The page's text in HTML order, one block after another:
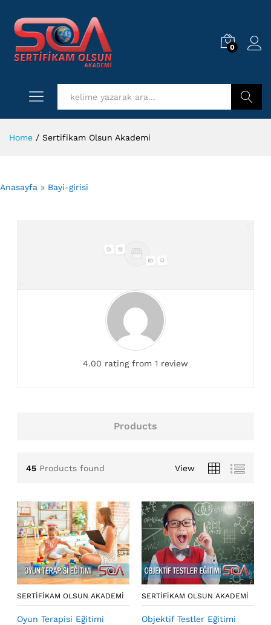
0
Home / Sertifikam Olsun Akademi
Anasayfa » Bayi-girisi
4.00 rating from 1 review
Products
45 Products found View
SERTIFIKAM OLSUN AKADEMI
Oyun Terapisi Eğitimi
SERTIFIKAM OLSUN AKADEMI
Objektif Testler Eğitimi